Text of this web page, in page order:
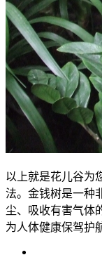
以上就是花儿谷为
法。金钱树是一种
尘、吸收有害气体
为人体健康保驾护